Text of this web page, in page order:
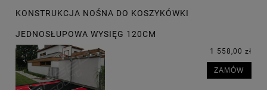
KONSTRUKCJA NOŚNA DO KOSZYKÓWKI
JEDNOSŁUPOWA WYSIĘG 120CM
1 558,00 zł
ZAMÓW